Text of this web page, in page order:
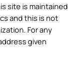
site is maintained
and this is not
For any
given